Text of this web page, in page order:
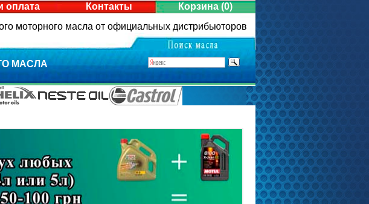
Корзина(0)
Контакты
оплата
моторного масла от официальных дистрибьюторов
МАСЛА